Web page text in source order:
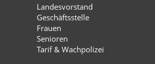
Landesvorstand
Geschäftsstelle
Frauen
Senioren
Tarif & Wachpolizei